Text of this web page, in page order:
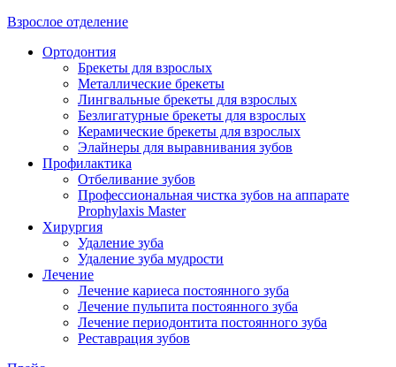
Взрослое отделение
Ортодонтия
Брекеты для взрослых
Металлические брекеты
Лингвальные брекеты для взрослых
Безлигатурные брекеты для взрослых
Керамические брекеты для взрослых
Элайнеры для выравнивания зубов
Профилактика
Отбеливание зубов
Профессиональная чистка зубов на аппарате
Prophylaxis Master
Хирургия
Удаление зуба
Удаление зуба мудрости
Лечение
Лечение кариеса постоянного зуба
Лечение пульпита постоянного зуба
Лечение периодонтита постоянного зуба
Реставрация зубов